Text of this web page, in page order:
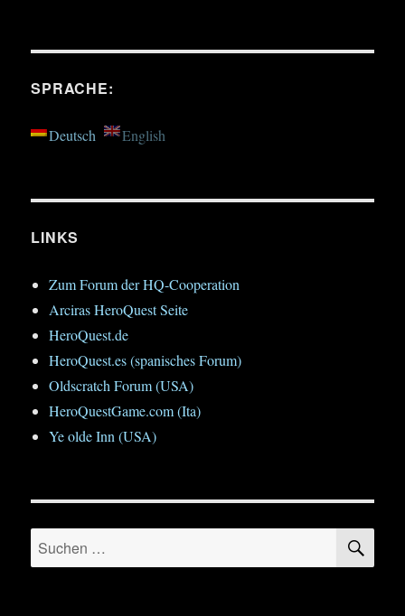
SPRACHE:
Deutsch English
LINKS
Zum Forum der HQ-Cooperation
Arciras HeroQuest Seite
HeroQuest.de
HeroQuest.es (spanisches Forum)
Oldscratch Forum (USA)
HeroQuestGame.com (Ita)
Ye olde Inn (USA)
Suchen
nach: